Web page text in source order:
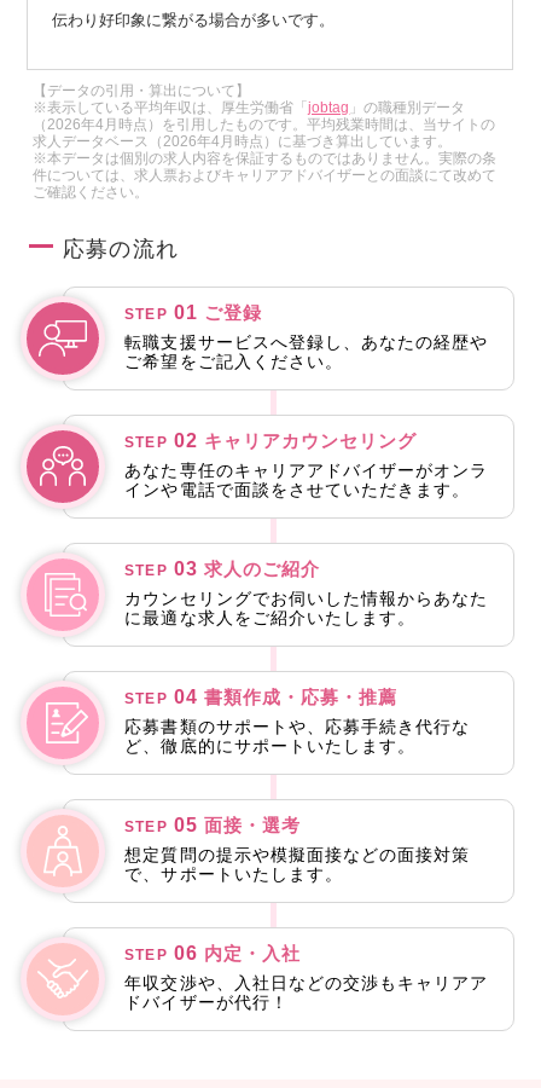
伝わり好印象に繋がる場合が多いです。
【データの引用・算出について】
※表示している平均年収は、厚生労働省「jobtag 」の職種別データ
（2026年4月時点）を引用したものです。平均残業時間は、当サイトの
求人データベース（2026年4月時点）に基づき算出しています。
※本データは個別の求人内容を保証するものではありません。実際の条
件については、求人票およびキャリアアドバイザーとの面談にて改めて
ご確認ください。
応募の流れ
STEP 01 ご登録
転職支援サービスへ登録し、あなたの経歴や
ご希望をご記入ください。
STEP 02 キャリアカウンセリング
あなた専任のキャリアアドバイザーがオンラ
インや電話で面談をさせていただきます。
STEP 03 求人のご紹介
カウンセリングでお伺いした情報からあなた
に最適な求人をご紹介いたします。
STEP 04 書類作成・応募・推薦
応募書類のサポートや、応募手続き代行な
ど、徹底的にサポートいたします。
STEP 05 面接・選考
想定質問の提示や模擬面接などの面接対策
で、サポートいたします。
STEP 06 内定・入社
年収交渉や、入社日などの交渉もキャリアア
ドバイザーが代行！